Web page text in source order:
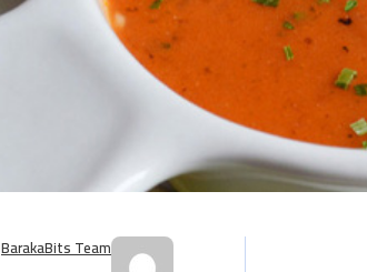
BarakaBits Team